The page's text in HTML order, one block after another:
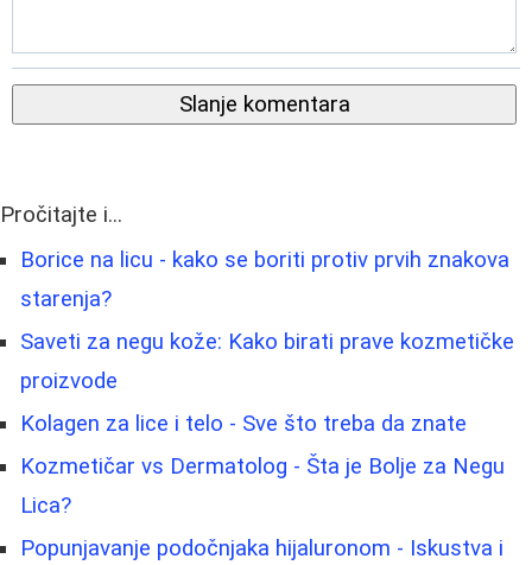
Slanje komentara
Pročitajte i...
Borice na licu - kako se boriti protiv prvih znakova
starenja?
Saveti za negu kože: Kako birati prave kozmetičke
proizvode
Kolagen za lice i telo - Sve što treba da znate
Kozmetičar vs Dermatolog - Šta je Bolje za Negu
Lica?
Popunjavanje podočnjaka hijaluronom - Iskustva i